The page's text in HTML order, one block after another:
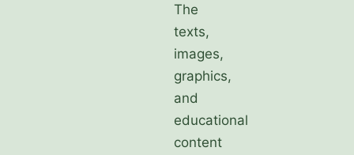
The
texts,
images,
graphics,
and
educational
content